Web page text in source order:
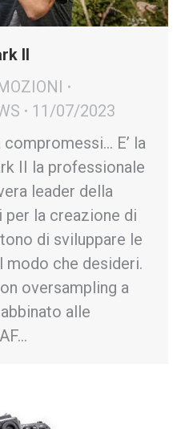
II
11/07/2023
E’ la
II la professionale
leader della
la creazione di
di sviluppare le
modo che desideri.
oversampling a
alle